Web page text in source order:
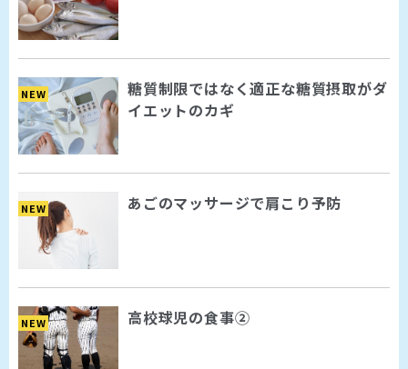
NEW
糖質制限ではなく適正な糖質摂取がダ
イエットのカギ
NEW あごのマッサージで肩こり予防
NEW 高校球児の食事②